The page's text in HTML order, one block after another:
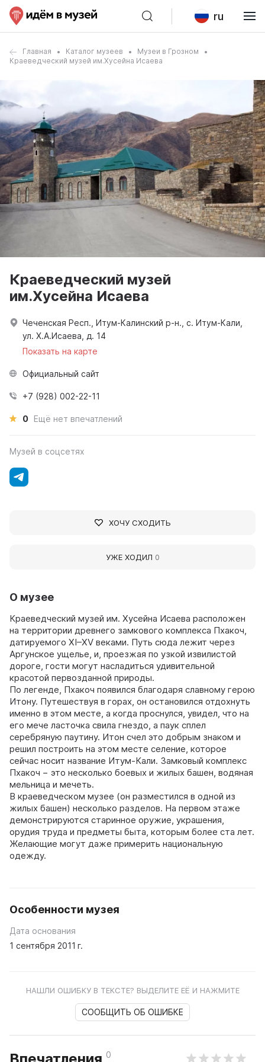
ru
Главная Каталог музеев
Музеи в Грозном
Краеведческий музей им.Хусейна Исаева
О музее
Краеведческий музей им. Хусейна Исаева расположен
на территории древнего замкового комплекса Пхакоч,
датируемого XI–XV веками. Путь сюда лежит через
Аргунское ущелье, и, проезжая по узкой извилистой
дороге, гости могут насладиться удивительной
красотой первозданной природы.
По легенде, Пхакоч появился благодаря славному герою
Итону. Путешествуя в горах, он остановился отдохнуть
именно в этом месте, а когда проснулся, увидел, что на
его мече ласточка свила гнездо, а паук сплел
серебряную паутину. Итон счел это добрым знаком и
решил построить на этом месте селение, которое
сейчас носит название Итум-Кали. Замковый комплекс
Пхакоч − это несколько боевых и жилых башен, водяная
мельница и мечеть.
В краеведческом музее (он разместился в одной из
жилых башен) несколько разделов. На первом этаже
демонстрируются старинное оружие, украшения,
орудия труда и предметы быта, которым более ста лет.
Желающие могут даже примерить национальную
одежду.
Особенности музея
Дата основания
1 сентября 2011 г.
НАШЛИ ОШИБКУ В ТЕКСТЕ? ВЫДЕЛИТЕ ЕЁ И НАЖМИТЕ
СООБЩИТЬ ОБ ОШИБКЕ
Впечатления 0
Краеведческий музей
им.Хусейна Исаева
Чеченская Респ., Итум-Калинский р-н., с. Итум-Кали,
ул. Х.А.Исаева, д. 14
Показать на карте
Официальный сайт
+7 (928) 002-22-11
0 Ещё нет впечатлений
Музей в соцсетях
ХОЧУ СХОДИТЬ
УЖЕ ХОДИЛ 0